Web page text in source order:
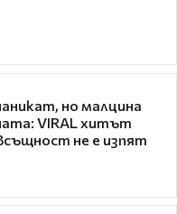
но малцина
VIRAL хитът
не е изпят